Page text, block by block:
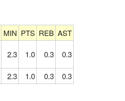
MIN PTS REB AST
2.3 1.0 0.3 0.3
2.3 1.0 0.3 0.3